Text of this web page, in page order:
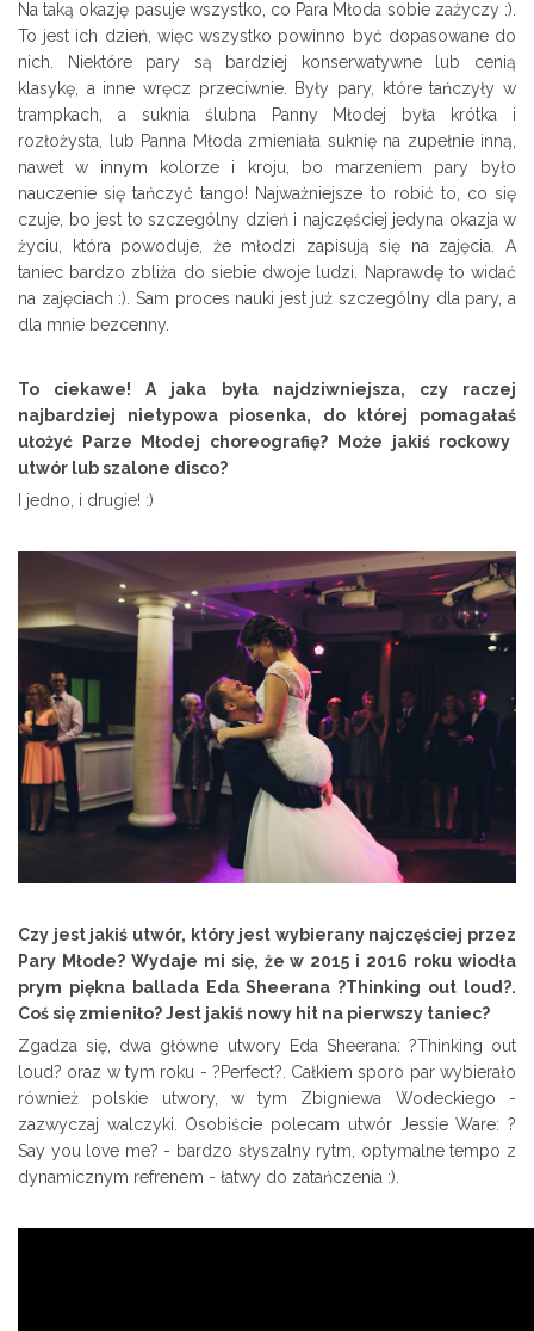
Na taką okazję pasuje wszystko, co Para Młoda sobie zażyczy :).
To jest ich dzień, więc wszystko powinno być dopasowane do
nich. Niektóre pary są bardziej konserwatywne lub cenią
klasykę, a inne wręcz przeciwnie. Były pary, które tańczyły w
trampkach, a suknia ślubna Panny Młodej była krótka i
rozłożysta, lub Panna Młoda zmieniała suknię na zupełnie inną,
nawet w innym kolorze i kroju, bo marzeniem pary było
nauczenie się tańczyć tango! Najważniejsze to robić to, co się
czuje, bo jest to szczególny dzień i najczęściej jedyna okazja w
życiu, która powoduje, że młodzi zapisują się na zajęcia. A
taniec bardzo zbliża do siebie dwoje ludzi. Naprawdę to widać
na zajęciach :). Sam proces nauki jest już szczególny dla pary, a
dla mnie bezcenny.
To ciekawe! A jaka była najdziwniejsza, czy raczej
najbardziej nietypowa piosenka, do której pomagałaś
ułożyć Parze Młodej choreografię? Może jakiśrockowy
utwór lub szalone disco?
I jedno, i drugie! :)
Czy jest jakiś utwór, który jest wybierany najczęściej przez
Pary Młode? Wydaje mi się, że w 2015 i 2016 roku wiodła
prym piękna ballada Eda Sheerana ?Thinking out loud?.
Coś się zmieniło? Jest jakiś nowy hit na pierwszy taniec?
Zgadza się, dwa główne utwory Eda Sheerana: ?Thinking out
loud? oraz w tym roku - ?Perfect?. Całkiem sporo par wybierało
również polskie utwory, w tym Zbigniewa Wodeckiego -
zazwyczaj walczyki. Osobiście polecam utwór Jessie Ware: ?
Say you love me? - bardzo słyszalny rytm, optymalne tempo z
dynamicznym refrenem - łatwy do zatańczenia :).